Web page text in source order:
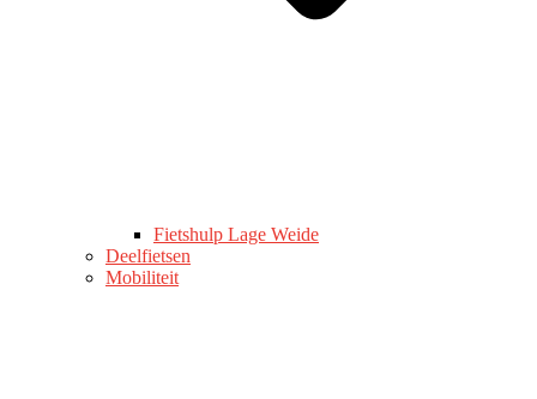
Fietshulp Lage Weide
Deelfietsen
Mobiliteit